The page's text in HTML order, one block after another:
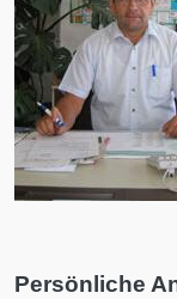
Persönliche